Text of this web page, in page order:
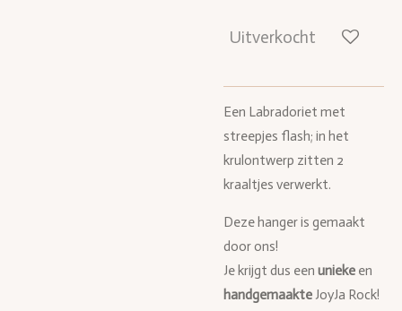
Uitverkocht
Een Labradoriet met
streepjes flash; in het
krulontwerp zitten 2
kraaltjes verwerkt.
Deze hanger is gemaakt
door ons!
Je krijgt dus een unieke en
handgemaakte JoyJa Rock!